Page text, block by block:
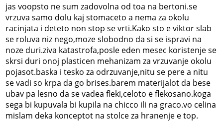
jas voopsto ne sum zadovolna od toa na bertoni.se
vrzuva samo dolu kaj stomaceto a nema za okolu
racinjata i deteto non stop se vrti.Kako sto e viktor slab
se roluva niz nego,moze slobodno da si se ispravi na
noze duri.ziva katastrofa,posle eden mesec koristenje se
skrsi duri onoj plasticen mehanizam za vrzuvanje okolu
pojasot.baska i tesko za odrzuvanje,nitu se pere a nitu
se vadi so krpa da go brises.barem materijalot da bese
ubav pa lesno da se vadea fleki,celoto e flekosano.koga
sega bi kupuvala bi kupila na chicco ili na graco.vo celina
mislam deka konceptot na stolce za hranenje e top.